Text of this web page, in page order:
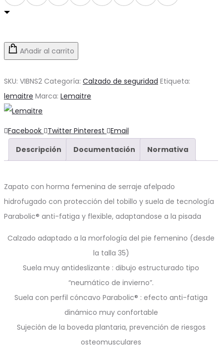
Añadir al carrito
SKU: VIBNS2 Categoría: Calzado de seguridad Etiqueta:
lemaitre Marca: Lemaitre
Compartir
Facebook Twitter Pinterest
Email
Descripción
Documentación Normativa
Zapato con horma femenina de serraje afelpado
hidrofugado con protección del tobillo y suela de tecnología
Parabolic® anti-fatiga y flexible, adaptandose a la pisada
Calzado adaptado a la morfología del pie femenino (desde
la talla 35)
Suela muy antideslizante : dibujo estructurado tipo
“neumático de invierno”.
Suela con perfil cóncavo Parabolic® : efecto anti-fatiga
dinámico muy confortable
Sujeción de la boveda plantaria, prevención de riesgos
osteomusculares